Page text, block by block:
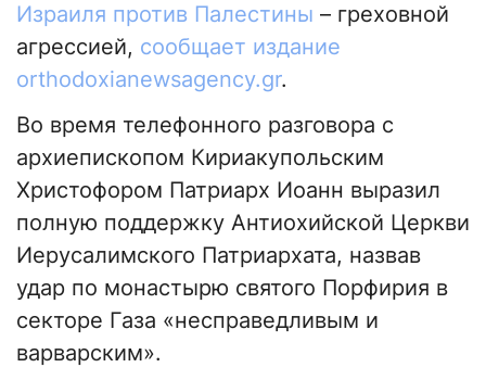
Израиля против Палестины – греховной
агрессией, сообщает издание
orthodoxianewsagency.gr.
Во время телефонного разговора с
архиепископом Кириакупольским
Христофором Патриарх Иоанн выразил
полную поддержку Антиохийской Церкви
Иерусалимского Патриархата, назвав
удар по монастырю святого Порфирия в
секторе Газа «несправедливым и
варварским».